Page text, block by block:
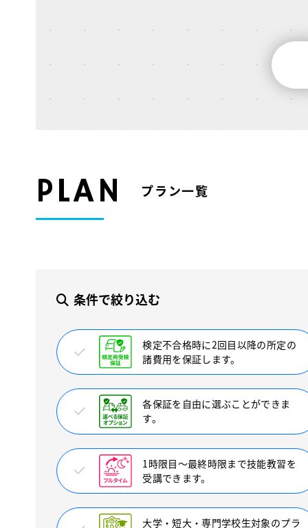
PLAN プラン一覧
条件で絞り込む
検定不合格時に2回目以降の所定の
諸費用を保証します。
各保証を自由に選ぶことができま
す。
1時限目〜最終時限まで技能教習を
受講できます。
大学・短大・専門学校生対象のプラ